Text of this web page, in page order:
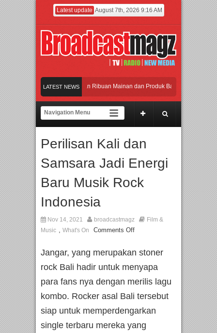
Latest update August 7th, 2026 9:16 AM
LATEST NEWS
Meramaikan Jakarta dengan Ribuan Mainan dan Produk Bayi dari Seluruh
Menjadi Gerbang Inovasi dan Peluang Bisnis Industri Gifts dan Housewares
Rayakan Perpaduan Warisan Dan Semangat Lokal, BIRKENSTOCK INDONESIA
Meramaikan Jakarta dengan Ribuan Mainan dan Produk Bayi dari Seluruh
Perilisan Kali dan
Samsara Jadi Energi
Baru Musik Rock
Indonesia
Nov 14, 2021 broadcastmagz
Film &
Music , What's On Comments Off
Jangar, yang merupakan stoner
rock Bali hadir untuk menyapa
para fans nya dengan merilis lagu
kombo. Rocker asal Bali tersebut
siap untuk memperdengarkan
single terbaru mereka yang